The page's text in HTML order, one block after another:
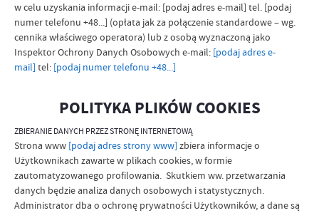
w celu uzyskania informacji e-mail: [podaj adres e-mail] tel. [podaj
numer telefonu +48...] (opłata jak za połączenie standardowe – wg.
cennika właściwego operatora) lub z osobą wyznaczoną jako
Inspektor Ochrony Danych Osobowych e-mail: [podaj adres e-
mail] tel: [podaj numer telefonu +48...]
POLITYKA PLIKÓW COOKIES
ZBIERANIE DANYCH PRZEZ STRONĘ INTERNETOWĄ
Strona www [podaj adres strony www] zbiera informacje o
Użytkownikach zawarte w plikach cookies, w formie
zautomatyzowanego profilowania. Skutkiem ww. przetwarzania
danych będzie analiza danych osobowych i statystycznych.
Administrator dba o ochronę prywatności Użytkowników, a dane są